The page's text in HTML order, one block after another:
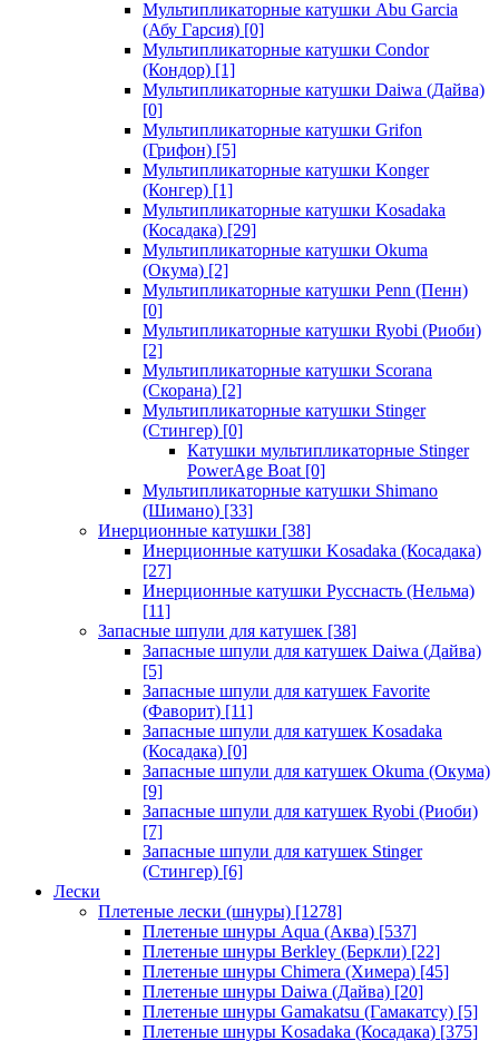
Мультипликаторные катушки Abu Garcia
(Абу Гарсия) [0]
Мультипликаторные катушки Condor
(Кондор) [1]
Мультипликаторные катушки Daiwa (Дайва)
[0]
Мультипликаторные катушки Grifon
(Грифон) [5]
Мультипликаторные катушки Konger
(Конгер) [1]
Мультипликаторные катушки Kosadaka
(Косадака) [29]
Мультипликаторные катушки Okuma
(Окума) [2]
Мультипликаторные катушки Penn (Пенн)
[0]
Мультипликаторные катушки Ryobi (Риоби)
[2]
Мультипликаторные катушки Scorana
(Скорана) [2]
Мультипликаторные катушки Stinger
(Стингер) [0]
Катушки мультипликаторные Stinger
PowerAge Boat [0]
Мультипликаторные катушки Shimano
(Шимано) [33]
Инерционные катушки [38]
Инерционные катушки Kosadaka (Косадака)
[27]
Инерционные катушки Русснасть (Нельма)
[11]
Запасные шпули для катушек [38]
Запасные шпули для катушек Daiwa (Дайва)
[5]
Запасные шпули для катушек Favorite
(Фаворит) [11]
Запасные шпули для катушек Kosadaka
(Косадака) [0]
Запасные шпули для катушек Okuma (Окума)
[9]
Запасные шпули для катушек Ryobi (Риоби)
[7]
Запасные шпули для катушек Stinger
(Стингер) [6]
Лески
Плетеные лески (шнуры) [1278]
Плетеные шнуры Aqua (Аква) [537]
Плетеные шнуры Berkley (Беркли) [22]
Плетеные шнуры Chimera (Химера) [45]
Плетеные шнуры Daiwa (Дайва) [20]
Плетеные шнуры Gamakatsu (Гамакатсу) [5]
Плетеные шнуры Kosadaka (Косадака) [375]